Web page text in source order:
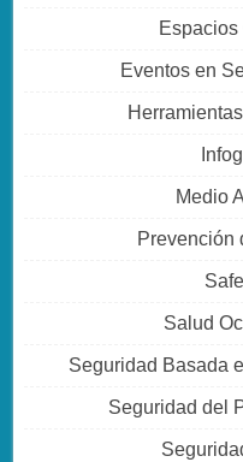
Eventos en
Medio
Prevención
Salud
Seguridad Basada
Seguridad del